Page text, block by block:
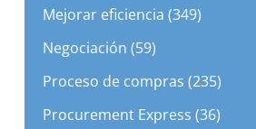
Negociación (59)
Proceso de compras (235)
Procurement Express (36)
Procurement Topics (47)